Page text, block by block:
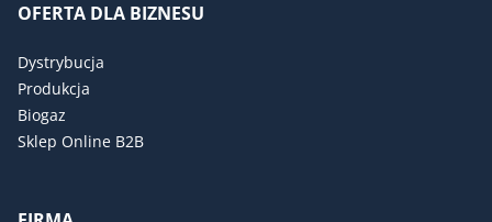
OFERTA DLA BIZNESU
Dystrybucja
Produkcja
Biogaz
Sklep Online B2B